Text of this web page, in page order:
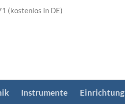
(kostenlos in DE)
Instrumente Einrichtung